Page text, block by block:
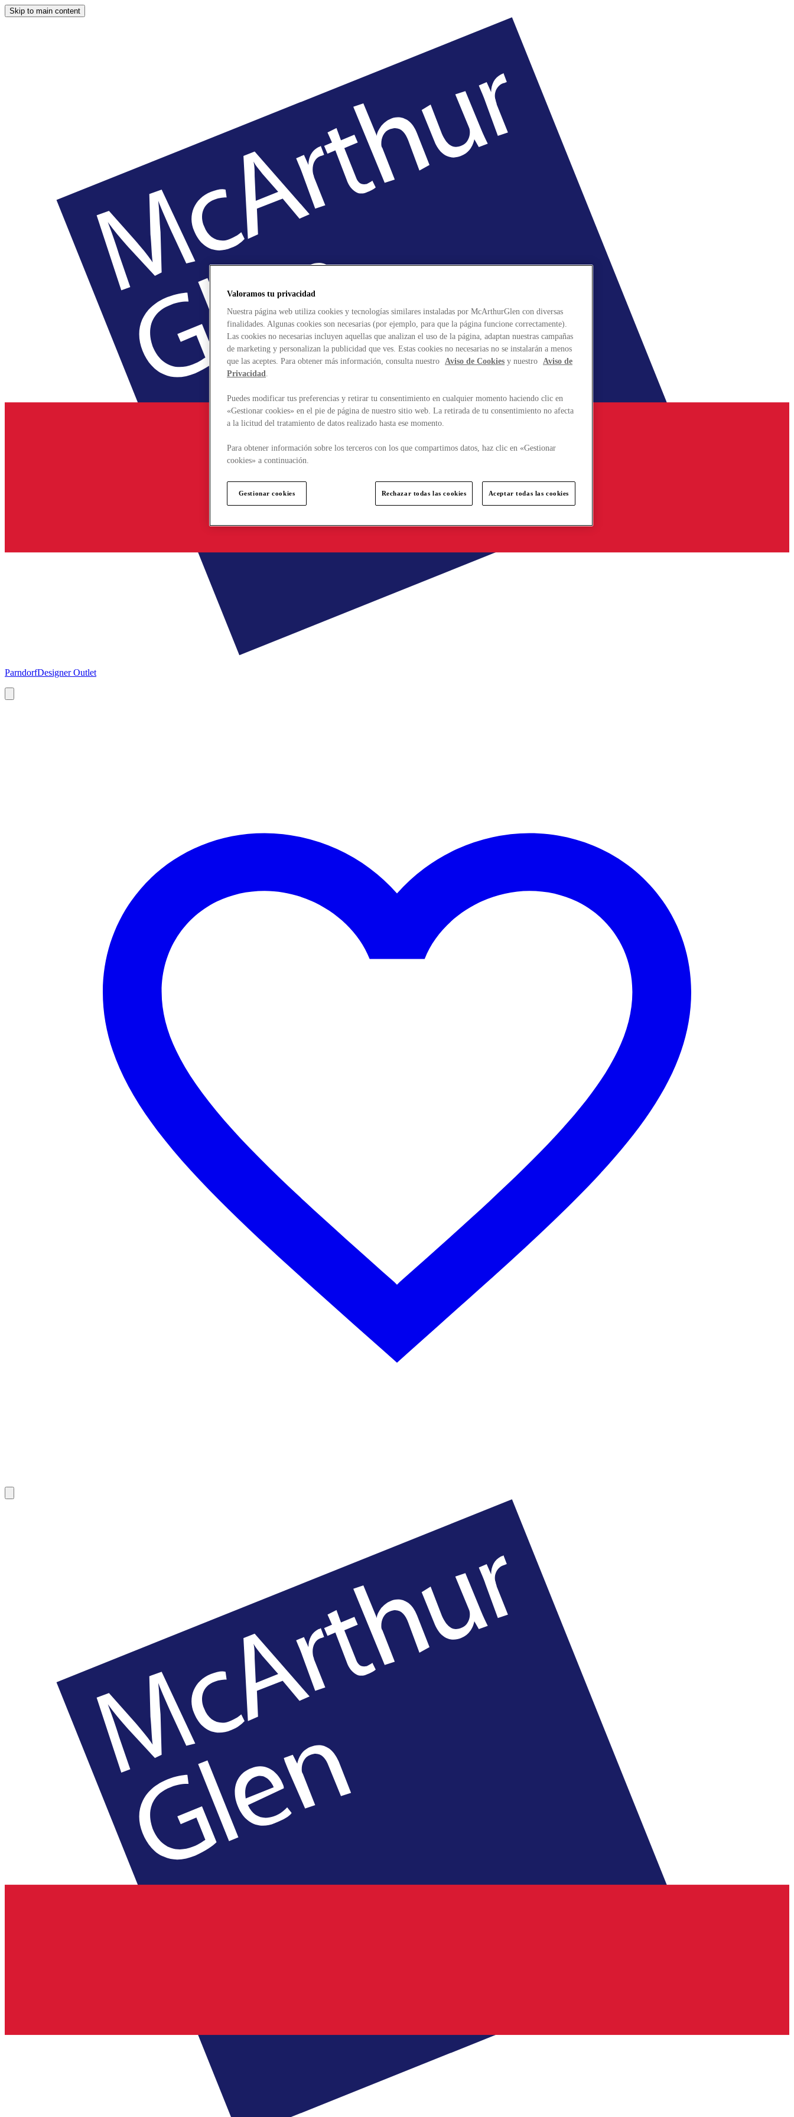
Skip to main content
ParndorfDesigner Outlet
Valoramos tu privacidad
Nuestra página web utiliza cookies y tecnologías similares instaladas por McArthurGlen con diversas
finalidades. Algunas cookies son necesarias (por ejemplo, para que la página funcione correctamente).
Las cookies no necesarias incluyen aquellas que analizan el uso de la página, adaptan nuestras campañas
de marketing y personalizan la publicidad que ves. Estas cookies no necesarias no se instalarán a menos
que las aceptes. Para obtener más información, consulta nuestro Aviso de Cookies y nuestro Aviso de
Privacidad.
Puedes modificar tus preferencias y retirar tu consentimiento en cualquier momento haciendo clic en
«Gestionar cookies» en el pie de página de nuestro sitio web. La retirada de tu consentimiento no afecta
a la licitud del tratamiento de datos realizado hasta ese momento.
Para obtener información sobre los terceros con los que compartimos datos, haz clic en «Gestionar
cookies» a continuación.
Gestionar cookies Rechazar todas las cookies Aceptar todas las cookies